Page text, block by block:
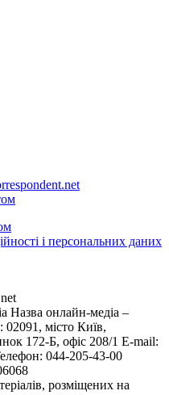
і персональних даних
Назва онлайн-медіа –
місто Київ,
172-Б, офіс 208/1 E-mail:
044-205-43-00
розміщених на